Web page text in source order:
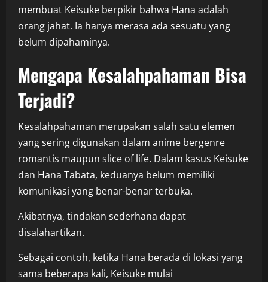
membuat Keisuke berpikir bahwa Hana adalah
orang jahat. Ia hanya merasa ada sesuatu yang
belum dipahaminya.
Mengapa Kesalahpahaman Bisa
Terjadi?
Kesalahpahaman merupakan salah satu elemen
yang sering digunakan dalam anime bergenre
romantis maupun slice of life. Dalam kasus Keisuke
dan Hana Tabata, keduanya belum memiliki
komunikasi yang benar-benar terbuka.
Akibatnya, tindakan sederhana dapat
disalahartikan.
Sebagai contoh, ketika Hana berada di lokasi yang
sama beberapa kali, Keisuke mulai